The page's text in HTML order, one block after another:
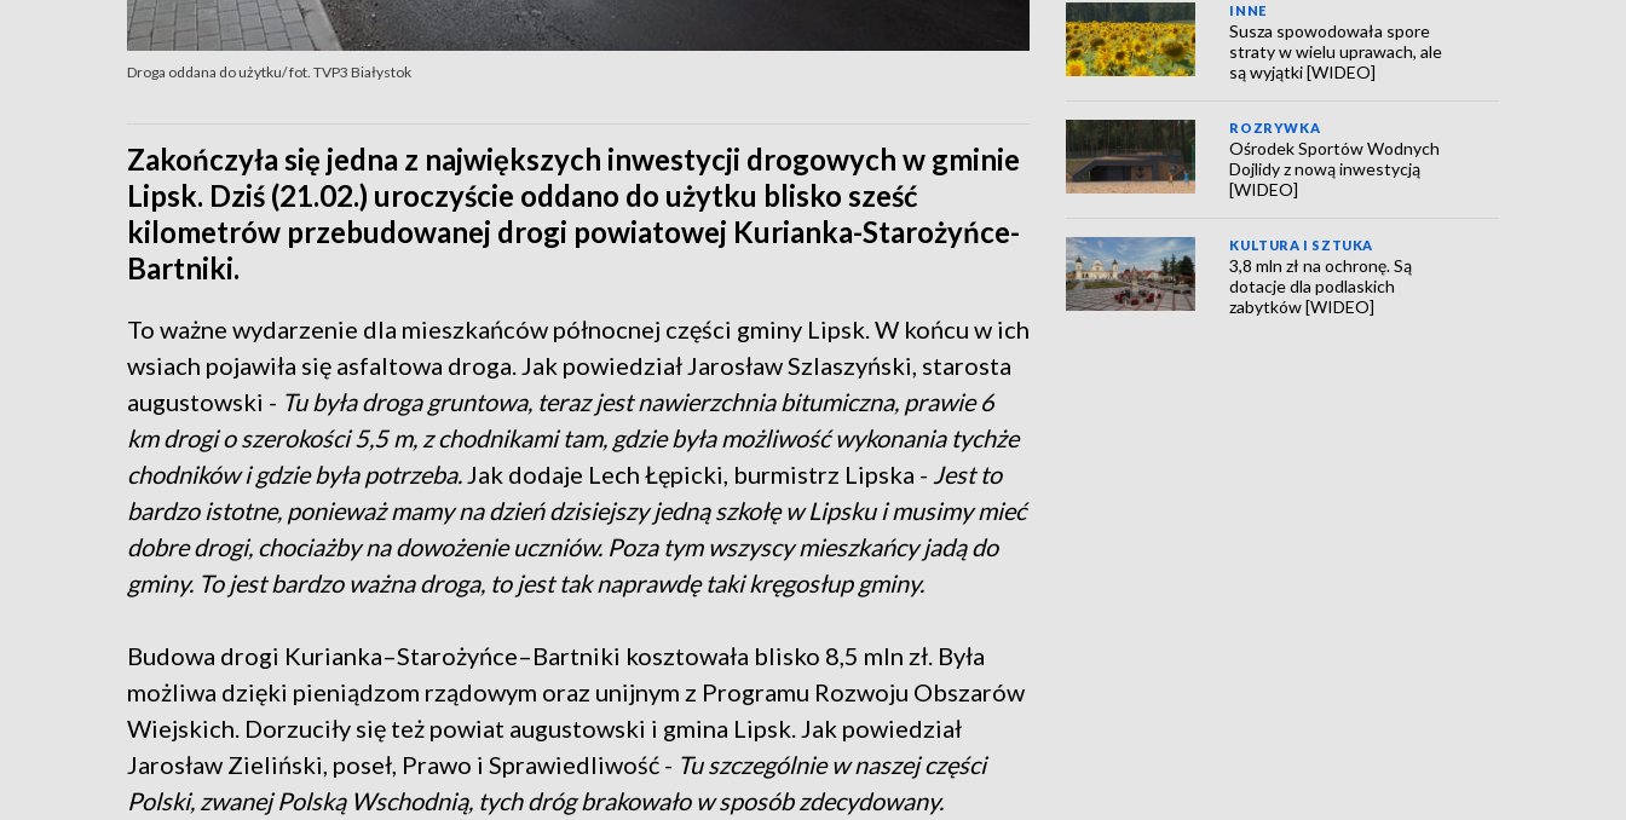
Droga oddana do użytku/ fot. TVP3 Białystok
Zakończyła się jedna z największych inwestycji drogowych w gminie
Lipsk. Dziś (21.02.) uroczyście oddano do użytku blisko sześć
kilometrów przebudowanej drogi powiatowej Kurianka-Starożyńce-
Bartniki.
To ważne wydarzenie dla mieszkańców północnej części gminy Lipsk. W końcu w ich
wsiach pojawiła się asfaltowa droga. Jak powiedział Jarosław Szlaszyński, starosta
augustowski - Tu była droga gruntowa, teraz jest nawierzchnia bitumiczna, prawie 6
km drogi o szerokości 5,5 m, z chodnikami tam, gdzie była możliwość wykonania tychże
chodników i gdzie była potrzeba. Jak dodaje Lech Łępicki, burmistrz Lipska - Jest to
bardzo istotne, ponieważ mamy na dzień dzisiejszy jedną szkołę w Lipsku i musimy mieć
dobre drogi, chociażby na dowożenie uczniów. Poza tym wszyscy mieszkańcy jadą do
gminy. To jest bardzo ważna droga, to jest tak naprawdę taki kręgosłup gminy.
Budowa drogi Kurianka–Starożyńce–Bartniki kosztowała blisko 8,5 mln zł. Była
możliwa dzięki pieniądzom rządowym oraz unijnym z Programu Rozwoju Obszarów
Wiejskich. Dorzuciły się też powiat augustowski i gmina Lipsk. Jak powiedział
Jarosław Zieliński, poseł, Prawo i Sprawiedliwość - Tu szczególnie w naszej części
Polski, zwanej Polską Wschodnią, tych dróg brakowało w sposób zdecydowany.
INNE
Susza spowodowała spore
straty w wielu uprawach, ale
są wyjątki [WIDEO]
ROZRYWKA
Ośrodek Sportów Wodnych
Dojlidy z nową inwestycją
[WIDEO]
KULTURA I SZTUKA
3,8 mln zł na ochronę. Są
dotacje dla podlaskich
zabytków [WIDEO]